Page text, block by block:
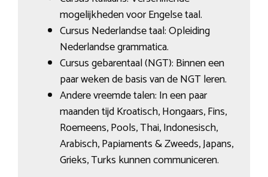
mogelijkheden voor Engelse taal.
Cursus Nederlandse taal: Opleiding
Nederlandse grammatica.
Cursus gebarentaal (NGT): Binnen een
paar weken de basis van de NGT leren.
Andere vreemde talen: In een paar
maanden tijd Kroatisch, Hongaars, Fins,
Roemeens, Pools, Thai, Indonesisch,
Arabisch, Papiaments & Zweeds, Japans,
Grieks, Turks kunnen communiceren.